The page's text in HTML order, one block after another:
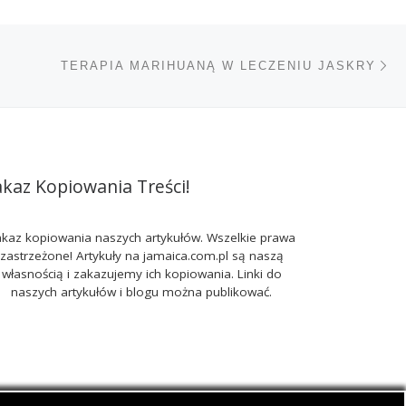
TERAPIA MARIHUANĄ W LECZENIU JASKRY
Kopiowania Treści!
kopiowania naszych artykułów. Wszelkie prawa
zastrzeżone! Artykuły na jamaica.com.pl są naszą
własnością i zakazujemy ich kopiowania. Linki do
naszych artykułów i blogu można publikować.